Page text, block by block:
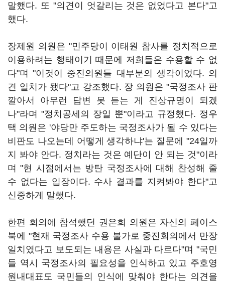
말했다. 또 "의견이 엇갈리는 것은 없었다고 본다"고
했다.
장제원 의원은 "민주당이 이태원 참사를 정치적으로
이용하려는 행태이기 때문에 저희들은 수용할 수 없
다"며 "이것이 중진의원들 대부분의 생각이었다. 의
견 일치가 됐다"고 강조했다. 장 의원은 "국정조사 판
깔아서 아무런 답변 못 듣는 게 진상규명이 되겠
나"라며 "정치공세의 장일 뿐"이라고 규정했다. 정우
택 의원은 '야당만 주도하는 국정조사가 될 수 있다는
비판도 나오는데 어떻게 생각하냐'는 질문에 "24일까
지 봐야 안다. 정치라는 것은 예단이 안 되는 것"이라
며 "현 시점에서는 방탄 국정조사에 대해 찬성해 줄
수 없다는 입장이다. 수사 결과를 지켜봐야 한다"고
신중하게 말했다.
한편 회의에 참석했던 권은희 의원은 자신의 페이스
북에 "현재 국정조사 수용 불가로 중진회의에서 만장
일치였다고 보도되는 내용은 사실과 다르다"며 "국민
들 역시 국정조사의 필요성을 인식하고 있고 주호영
원내대표도 국민들의 인식에 맞춰야 한다는 의견을